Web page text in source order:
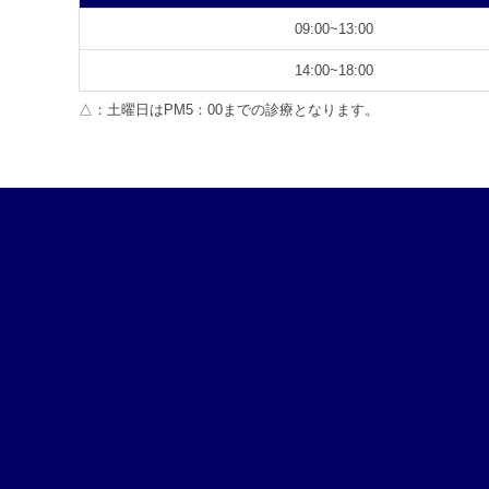
09:00~13:00
14:00~18:00
△：土曜日はPM5：00までの診療となります。